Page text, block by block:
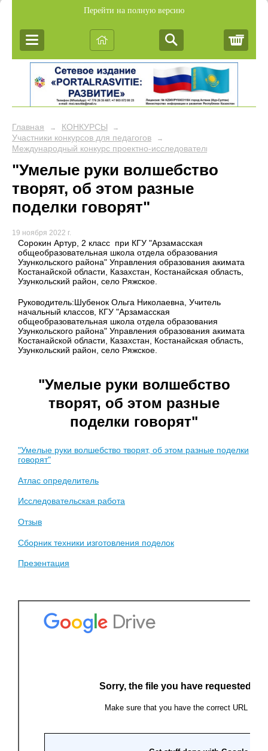
Перейти на полную версию
Главная → КОНКУРСЫ →
Участники конкурсов для педагогов →
Международный конкурс проектно-исследовательских работ
"Умелые руки волшебство
творят, об этом разные
поделки говорят"
19 ноября 2022 г.
Сорокин Артур, 2 класс при КГУ "Арзамасская
общеобразовательная школа отдела образования
Узункольского района" Управления образования акимата
Костанайской области, Казахстан, Костанайская область,
Узункольский район, село Ряжское.
Руководитель:Шубенок Ольга Николаевна, Учитель
начальный классов, КГУ "Арзамасская
общеобразовательная школа отдела образования
Узункольского района" Управления образования акимата
Костанайской области, Казахстан, Костанайская область,
Узункольский район, село Ряжское.
"Умелые руки волшебство
творят, об этом разные
поделки говорят"
"Умелые руки волшебство творят, об этом разные поделки
говорят"
Атлас определитель
Исследовательская работа
Отзыв
Сборник техники изготовления поделок
Презентация